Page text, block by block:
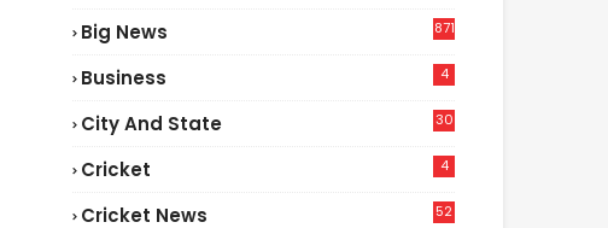
Big News 871
Business 4
City And State 30
Cricket 4
Cricket News
52